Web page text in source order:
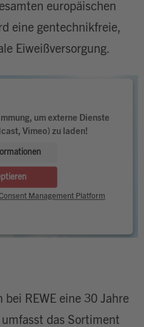
europäischen
eine gentechnikfreie,
Eiweißversorgung.
um externe Dienste
Vimeo) zu laden!
Management Platform
REWE eine 30 Jahre
das Sortiment